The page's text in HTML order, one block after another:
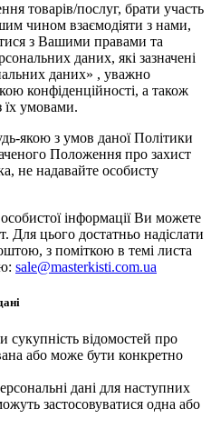
товарів/послуг, брати участь
чином взаємодіяти з нами,
з Вашими правами та
даних, які зазначені
даних» , уважно
конфіденційності, а також
їх умовами.
якою з умов даної Політики
Положення про захист
не надавайте особисту
інформації Ви можете
Для цього достатньо надіслати
з поміткою в темі листа
sale@masterkisti.com.ua
сукупність відомостей про
або може бути конкретно
дані для наступних
застосовуватися одна або